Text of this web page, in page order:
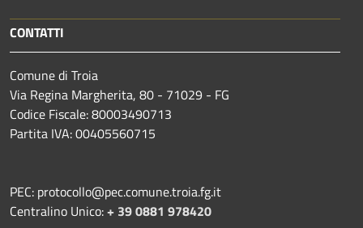
CONTATTI
Comune di Troia
Via Regina Margherita, 80 - 71029 - FG
Codice Fiscale: 80003490713
Partita IVA: 00405560715
PEC: protocollo@pec.comune.troia.fg.it
Centralino Unico:+ 39 0881 978420